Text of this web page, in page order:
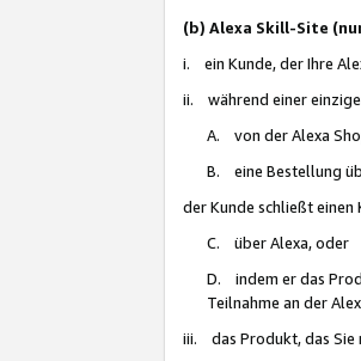
(b) Alexa Skill-Site
i. ein Kunde, der Ihre
ii. während einer
A. von der Alexa
B. eine Bestellung
der Kunde schließt
C. über Alexa, oder
D. indem er das
Teilnahme an der
iii. das Produkt, das Sie